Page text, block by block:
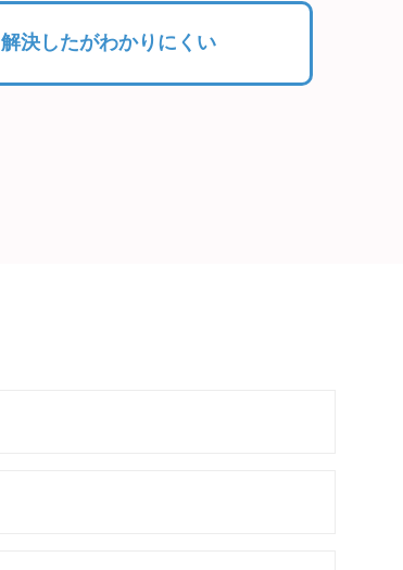
解決したがわかりにくい